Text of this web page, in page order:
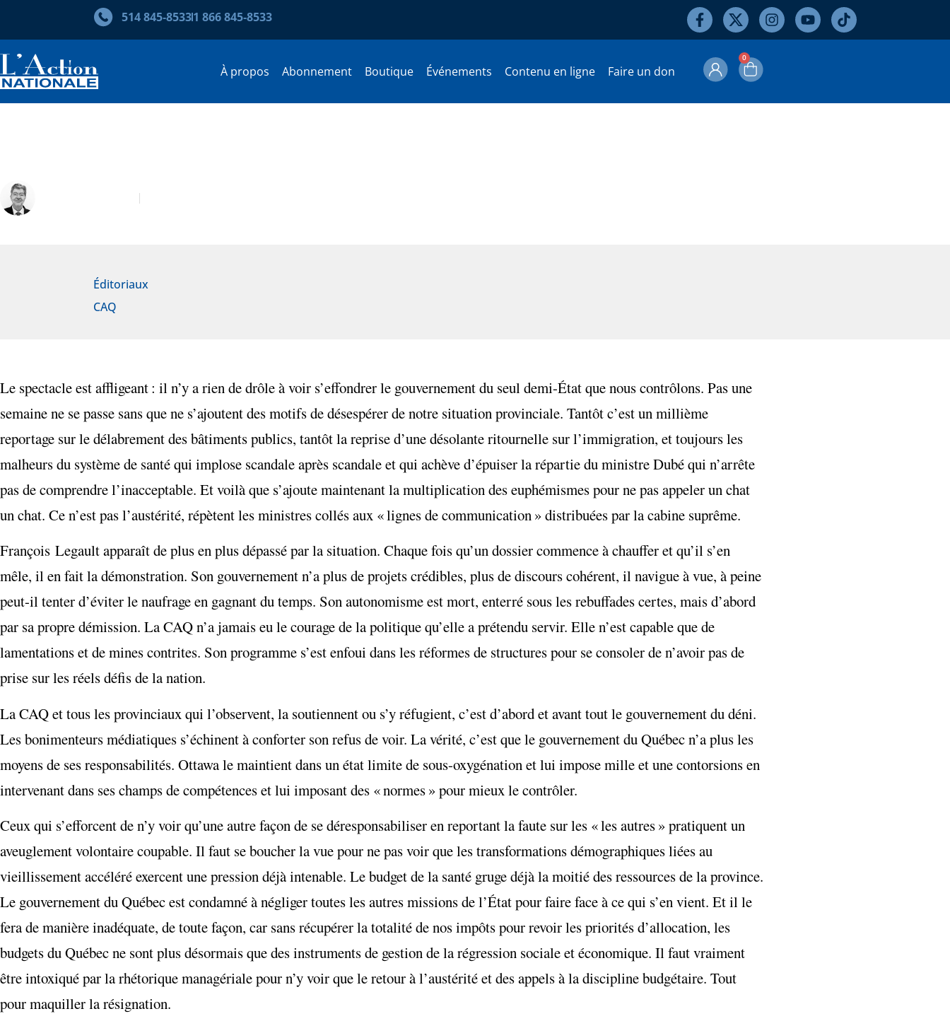
514 845‑85331 866 845‑8533
À propos Abonnement Boutique Événements Contenu en ligne Faire un don
0
Éditoriaux
CAQ
Le spectacle est affligeant : il n’y a rien de drôle à voir s’effondrer le gouvernement du seul demi-État que nous contrôlons. Pas une
semaine ne se passe sans que ne s’ajoutent des motifs de désespérer de notre situation provinciale. Tantôt c’est un millième
reportage sur le délabrement des bâtiments publics, tantôt la reprise d’une désolante ritournelle sur l’immigration, et toujours les
malheurs du système de santé qui implose scandale après scandale et qui achève d’épuiser la répartie du ministre Dubé qui n’arrête
pas de comprendre l’inacceptable. Et voilà que s’ajoute maintenant la multiplication des euphémismes pour ne pas appeler un chat
un chat. Ce n’est pas l’austérité, répètent les ministres collés aux « lignes de communication » distribuées par la cabine suprême.
François Legault apparaît de plus en plus dépassé par la situation. Chaque fois qu’un dossier commence à chauffer et qu’il s’en
mêle, il en fait la démonstration. Son gouvernement n’a plus de projets crédibles, plus de discours cohérent, il navigue à vue, à peine
peut-il tenter d’éviter le naufrage en gagnant du temps. Son autonomisme est mort, enterré sous les rebuffades certes, mais d’abord
par sa propre démission. La CAQ n’a jamais eu le courage de la politique qu’elle a prétendu servir. Elle n’est capable que de
lamentations et de mines contrites. Son programme s’est enfoui dans les réformes de structures pour se consoler de n’avoir pas de
prise sur les réels défis de la nation.
La CAQ et tous les provinciaux qui l’observent, la soutiennent ou s’y réfugient, c’est d’abord et avant tout le gouvernement du déni.
Les bonimenteurs médiatiques s’échinent à conforter son refus de voir. La vérité, c’est que le gouvernement du Québec n’a plus les
moyens de ses responsabilités. Ottawa le maintient dans un état limite de sous-oxygénation et lui impose mille et une contorsions en
intervenant dans ses champs de compétences et lui imposant des « normes » pour mieux le contrôler.
Ceux qui s’efforcent de n’y voir qu’une autre façon de se déresponsabiliser en reportant la faute sur les « les autres » pratiquent un
aveuglement volontaire coupable. Il faut se boucher la vue pour ne pas voir que les transformations démographiques liées au
vieillissement accéléré exercent une pression déjà intenable. Le budget de la santé gruge déjà la moitié des ressources de la province.
Le gouvernement du Québec est condamné à négliger toutes les autres missions de l’État pour faire face à ce qui s’en vient. Et il le
fera de manière inadéquate, de toute façon, car sans récupérer la totalité de nos impôts pour revoir les priorités d’allocation, les
budgets du Québec ne sont plus désormais que des instruments de gestion de la régression sociale et économique. Il faut vraiment
être intoxiqué par la rhétorique managériale pour n’y voir que le retour à l’austérité et des appels à la discipline budgétaire. Tout
pour maquiller la résignation.